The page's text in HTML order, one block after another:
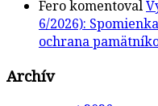
Ferokomentoval
6/2026):
ochrana
Archív